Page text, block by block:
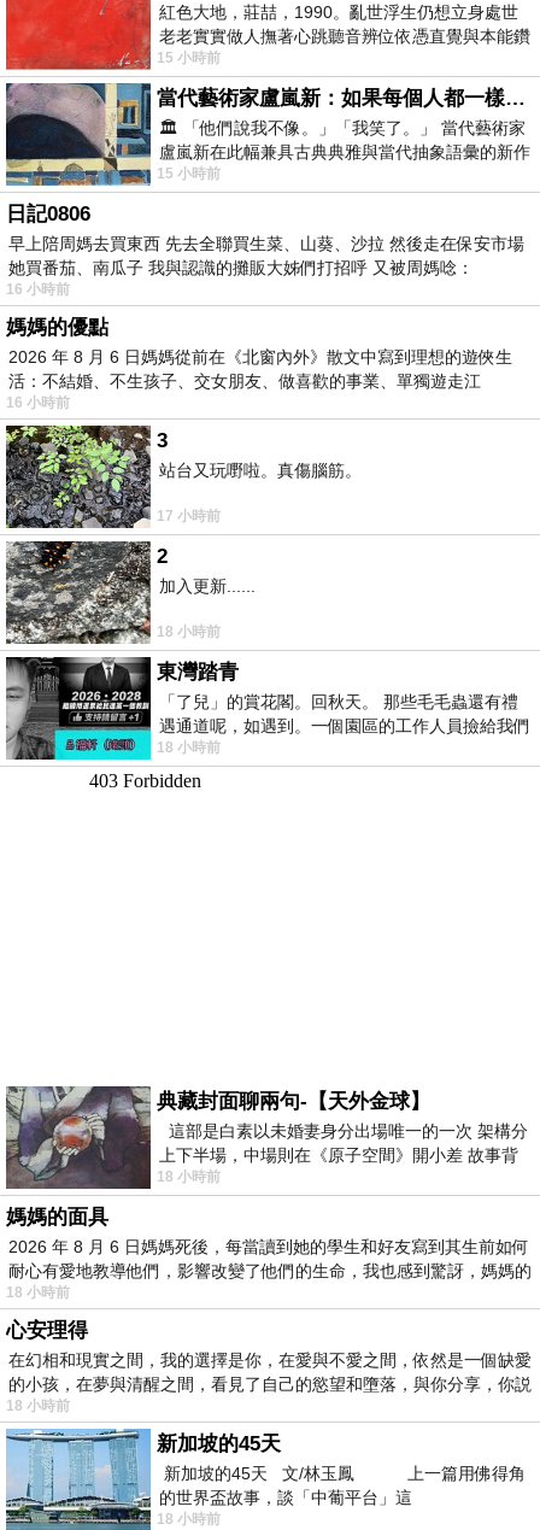
紅色大地，莊喆，1990。亂世浮生仍想立身處世
老老實實做人撫著心跳聽音辨位依憑直覺與本能鑽
向裂隙的亮處探索另一個心聲另一個共鳴的
15 小時前
當代藝術家盧嵐新：如果每個人都一樣，這世界該有多無聊？
🏛️ 「他們說我不像。」「我笑了。」 當代藝術家
盧嵐新在此幅兼具古典典雅與當代抽象語彙的新作
中，以沈靜的藍色空間為背景，描繪了
15 小時前
日記0806
早上陪周媽去買東西 先去全聯買生菜、山葵、沙拉 然後走在保安市場
她買番茄、南瓜子 我與認識的攤販大姊們打招呼 又被周媽唸：
16 小時前
媽媽的優點
2026 年 8 月 6 日媽媽從前在《北窗內外》散文中寫到理想的遊俠生
活：不結婚、不生孩子、交女朋友、做喜歡的事業、單獨遊走江
湖⋯⋯，
16 小時前
3
站台又玩嘢啦。真傷腦筋。
17 小時前
2
加入更新......
18 小時前
東灣踏青
「了兒」的賞花閣。回秋天。 那些毛毛蟲還有禮
遇通道呢，如遇到。一個園區的工作人員撿給我們
細賞。
18 小時前
典藏封面聊兩句-【天外金球】
這部是白素以未婚妻身分出場唯一的一次 架構分
上下半場，中場則在《原子空間》開小差 故事背
景影射西藏境外流亡 地下組織
18 小時前
媽媽的面具
2026 年 8 月 6 日媽媽死後，每當讀到她的學生和好友寫到其生前如何
耐心有愛地教導他們，影響改變了他們的生命，我也感到驚訝，媽媽的
18 小時前
心安理得
在幻相和現實之間，我的選擇是你，在愛與不愛之間，依然是一個缺愛
的小孩，在夢與清醒之間，看見了自己的慾望和墮落，與你分享，你説
18 小時前
新加坡的45天
新加坡的45天 文/林玉鳳 上一篇用佛得角
的世界盃故事，談「中葡平台」這
18 小時前